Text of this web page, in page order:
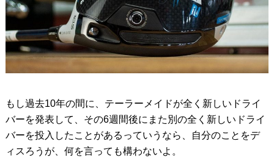
もし過去10年の間に、テーラーメイドが全く新しいドライ
バーを発表して、その6週間後にまた別の全く新しいドライ
バーを投入したことがあるっていうなら、自分のことをデ
ィスろうが、何を言っても構わないよ。